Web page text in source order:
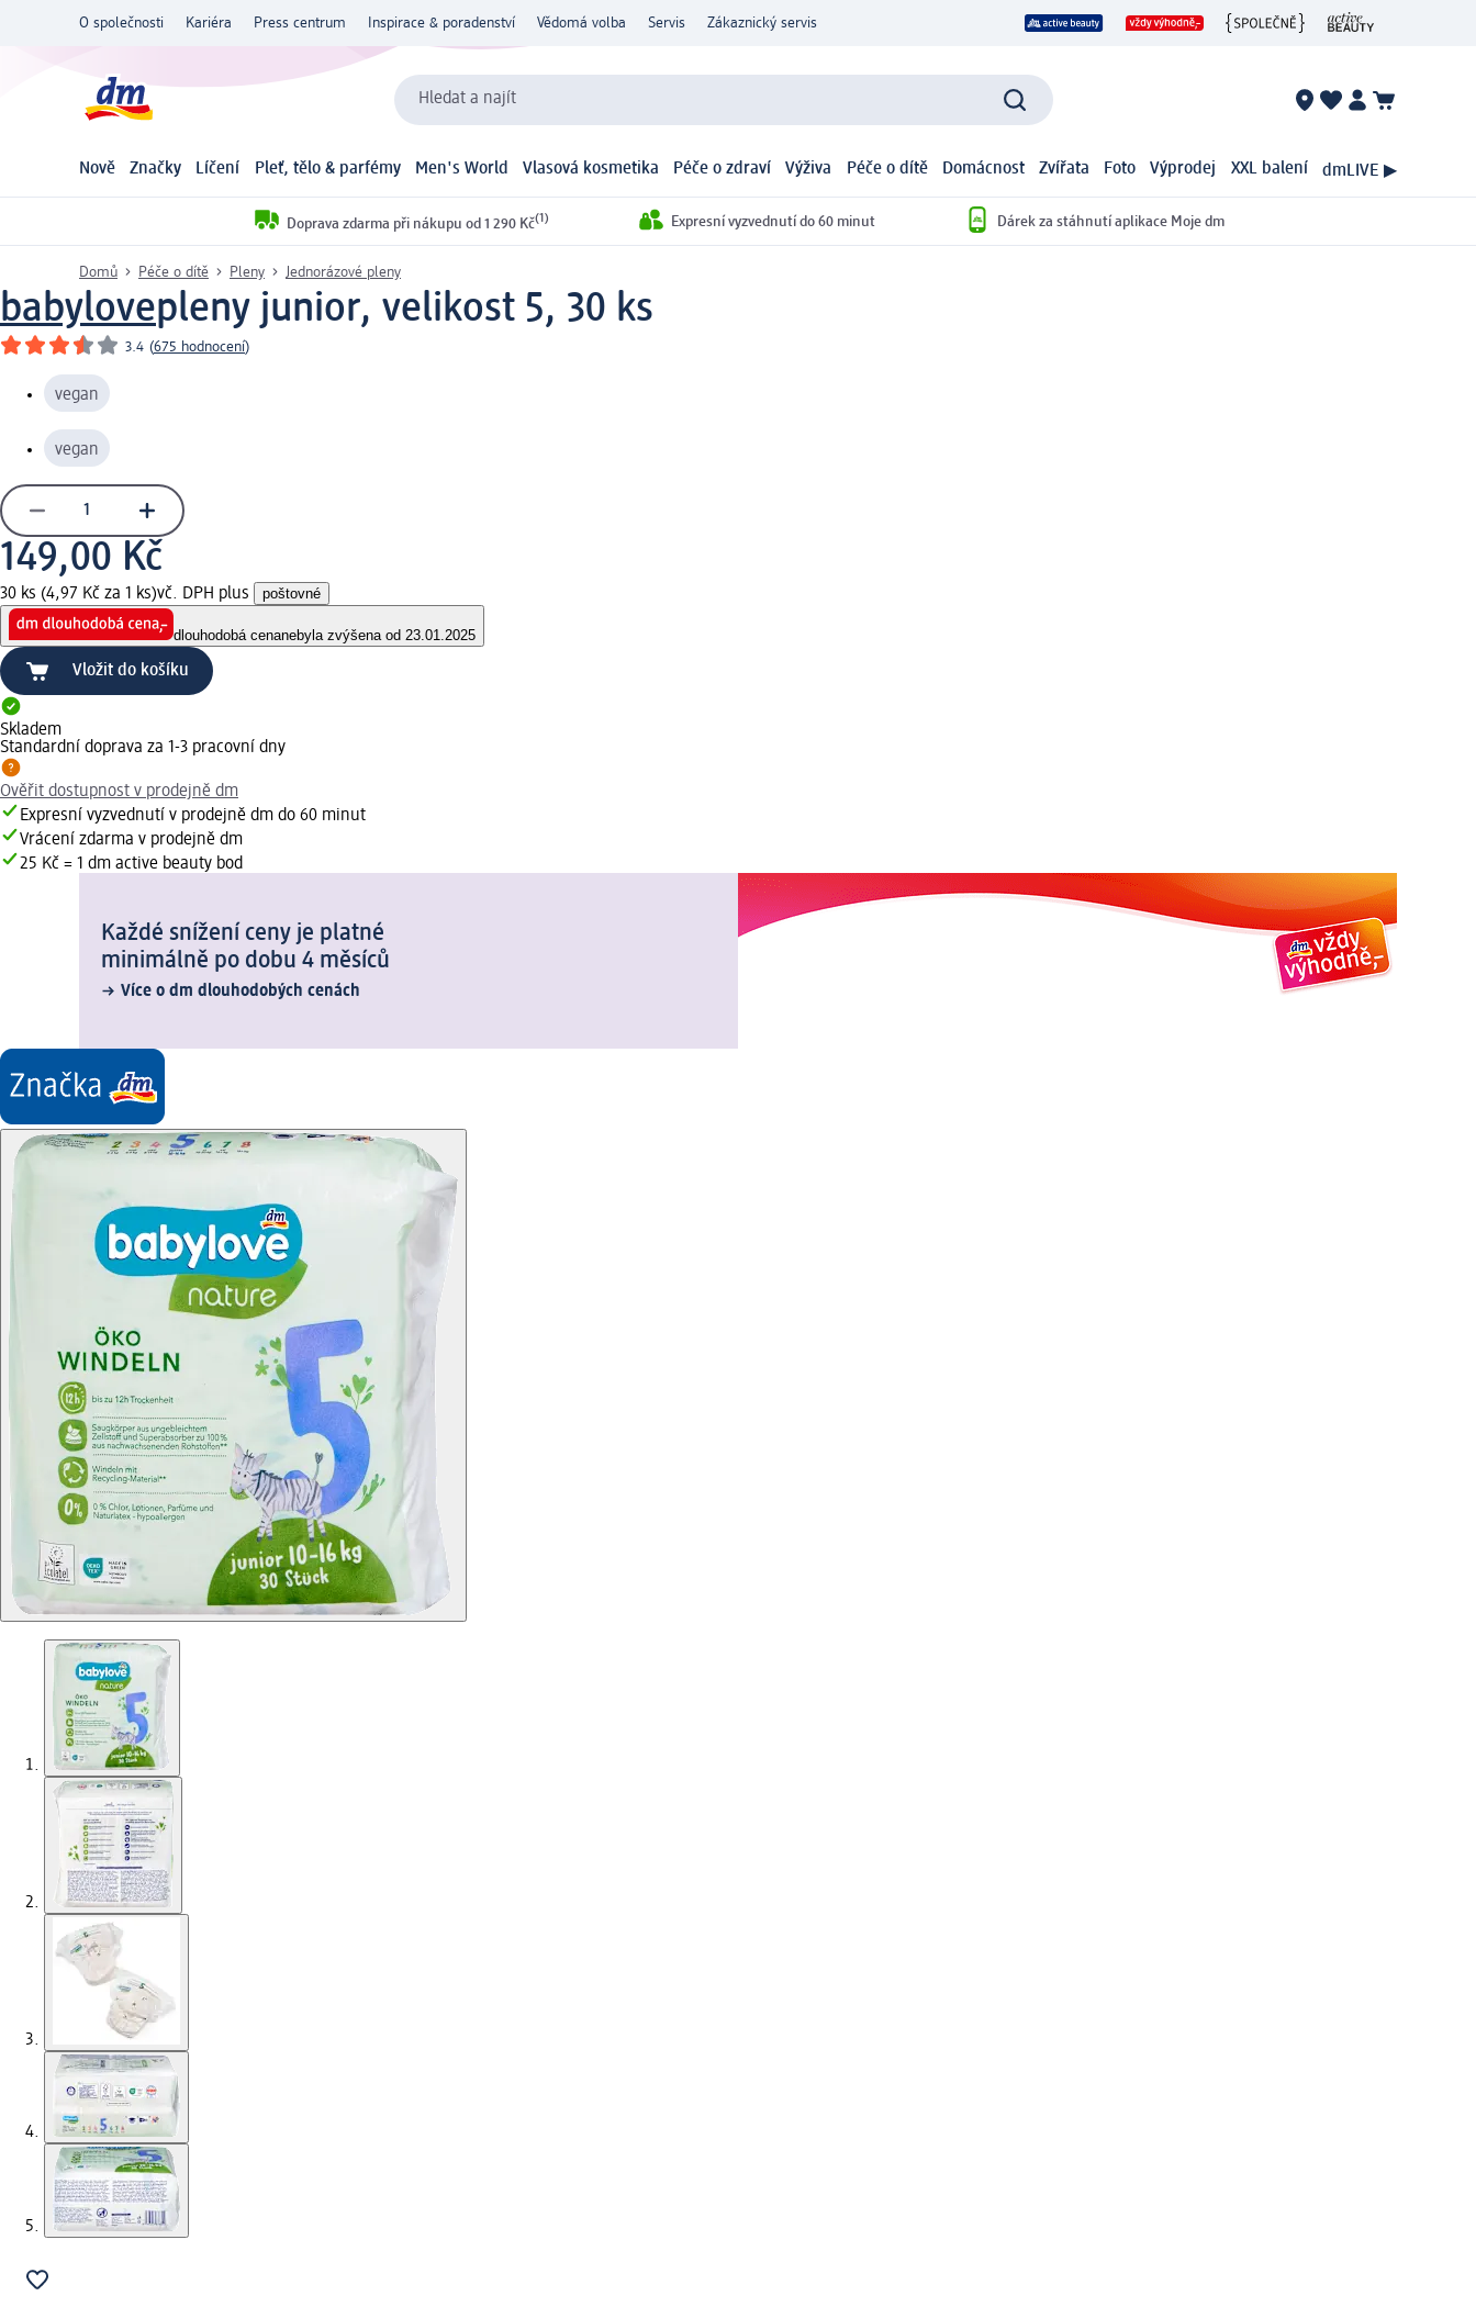
O společnosti Kariéra Press centrum Inspirace & poradenství Vědomá volba Servis Zákaznický servis
Hledat a najít
Nově Značky Líčení Pleť, tělo & parfémy Men's World Vlasová kosmetika Péče o zdraví Výživa Péče o dítě Domácnost Zvířata Foto Výprodej XXL balení dmLIVE ▶
Doprava zdarma při nákupu od 1 290 Kč(1) Expresní vyzvednutí do 60 minut Dárek za stáhnutí aplikace Moje dm
Domů Péče o dítě Pleny Jednorázové pleny
babylovepleny junior, velikost 5, 30 ks
3.4 (675 hodnocení)
vegan
vegan
149,00 Kč
30 ks (4,97 Kč za 1 ks)vč. DPH plus poštovné
dlouhodobá cenanebyla zvýšena od 23.01.2025
Vložit do košíku
Skladem
Standardní doprava za 1-3 pracovní dny
Ověřit dostupnost v prodejně dm
Expresní vyzvednutí v prodejně dm do 60 minut
Vrácení zdarma v prodejně dm
25 Kč = 1 dm active beauty bod
Každé snížení ceny je platné
minimálně po dobu 4 měsíců
Více o dm dlouhodobých cenách